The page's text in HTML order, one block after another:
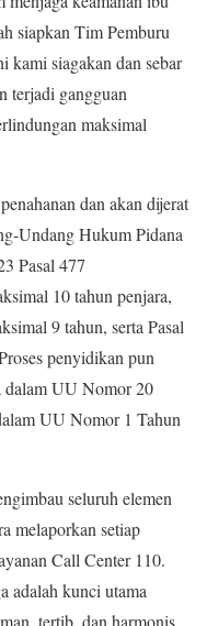
siapkan Tim Pemburu
kami siagakan dan sebar
terjadi gangguan
maksimal
dan akan dijerat
Undang Hukum Pidana
Pasal 477
10 tahun penjara,
9 tahun, serta Pasal
penyidikan pun
dalam UU Nomor 20
UU Nomor 1 Tahun
seluruh elemen
melaporkan setiap
Call Center 110.
adalah kunci utama
tertib, dan harmonis.